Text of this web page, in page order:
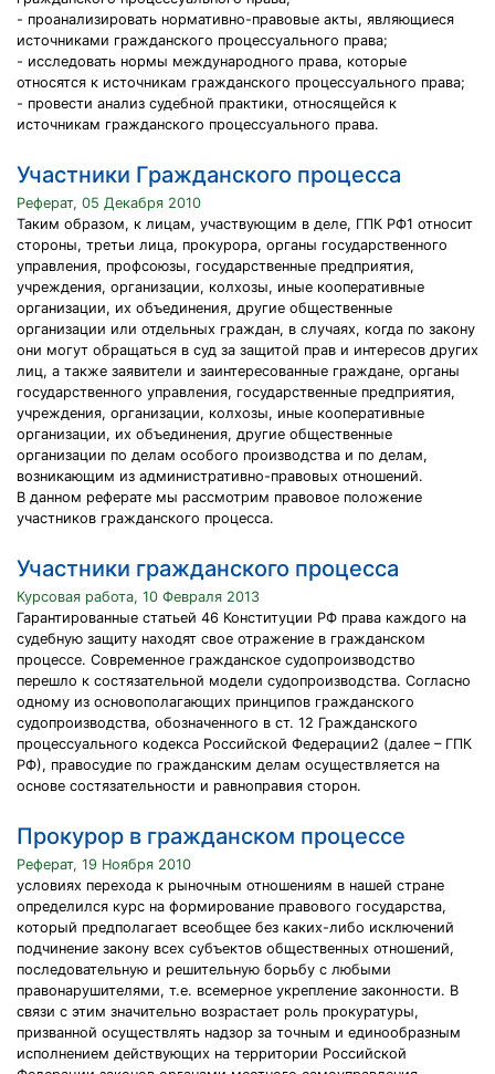
- проанализировать нормативно-правовые акты, являющиеся
источниками гражданского процессуального права;
- исследовать нормы международного права, которые
относятся к источникам гражданского процессуального права;
- провести анализ судебной практики, относящейся к
источникам гражданского процессуального права.
Участники Гражданского процесса
Реферат, 05 Декабря 2010
Таким образом, к лицам, участвующим в деле, ГПК РФ1 относит
стороны, третьи лица, прокурора, органы государственного
управления, профсоюзы, государственные предприятия,
учреждения, организации, колхозы, иные кооперативные
организации, их объединения, другие общественные
организации или отдельных граждан, в случаях, когда по закону
они могут обращаться в суд за защитой прав и интересов других
лиц, а также заявители и заинтересованные граждане, органы
государственного управления, государственные предприятия,
учреждения, организации, колхозы, иные кооперативные
организации, их объединения, другие общественные
организации по делам особого производства и по делам,
возникающим из административно-правовых отношений.
В данном реферате мы рассмотрим правовое положение
участников гражданского процесса.
Участники гражданского процесса
Курсовая работа, 10 Февраля 2013
Гарантированные статьей 46 Конституции РФ права каждого на
судебную защиту находят свое отражение в гражданском
процессе. Современное гражданское судопроизводство
перешло к состязательной модели судопроизводства. Согласно
одному из основополагающих принципов гражданского
судопроизводства, обозначенного в ст. 12 Гражданского
процессуального кодекса Российской Федерации2 (далее – ГПК
РФ), правосудие по гражданским делам осуществляется на
основе состязательности и равноправия сторон.
Прокурор в гражданском процессе
Реферат, 19 Ноября 2010
условиях перехода к рыночным отношениям в нашей стране
определился курс на формирование правового государства,
который предполагает всеобщее без каких-либо исключений
подчинение закону всех субъектов общественных отношений,
последовательную и решительную борьбу с любыми
правонарушителями, т.е. всемерное укрепление законности. В
связи с этим значительно возрастает роль прокуратуры,
призванной осуществлять надзор за точным и единообразным
исполнением действующих на территории Российской